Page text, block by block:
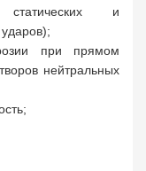
статических и
при прямом
нейтральных